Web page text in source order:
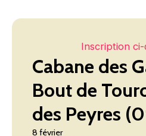
Inscription ci-